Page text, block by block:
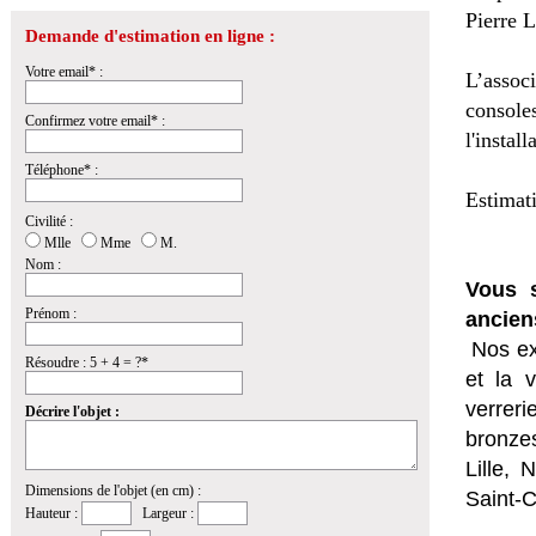
Demande d'estimation en ligne :
Votre email* :
Confirmez votre email* :
Téléphone* :
Civilité :
Mlle
Mme
M.
Nom :
Prénom :
Résoudre : 5 + 4 = ?*
Décrire l'objet :
Dimensions de l'objet (en cm) :
Hauteur :
Largeur :
Pierre
Vous
Nos
et la
Lille,
Saint-